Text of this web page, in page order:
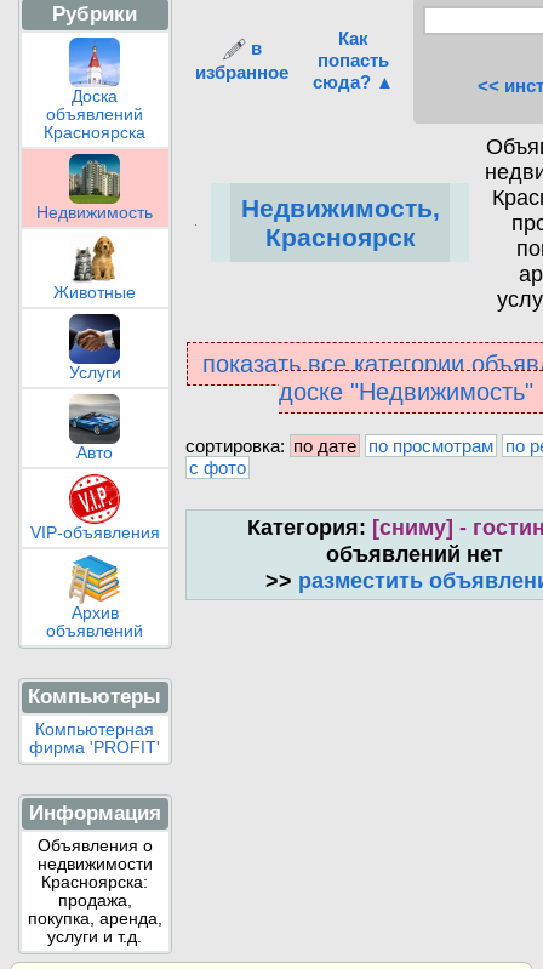
Рубрики
Доска
объявлений
Красноярска
Недвижимость
Животные
Услуги
Авто
VIP-объявления
Архив
объявлений
Компьютеры
Компьютерная
фирма 'PROFIT'
Информация
Объявления о
недвижимости
Красноярска:
продажа,
покупка, аренда,
услуги и т.д.
в
избранное
Как
попасть
сюда? ▲
<<
Недвижимость,
Красноярск
показать все категории
доске "Недвижимость"
сортировка: по дате по просмотрам
по
с фото
Категория: [сниму] -
объявлений нет
>> разместить